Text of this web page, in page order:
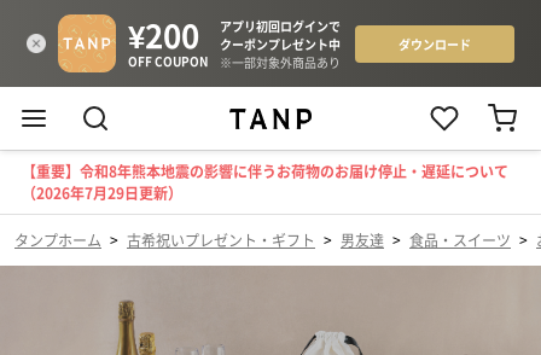
【重要】令和8年熊本地震の影響に伴うお荷物のお届け停止・遅延について
（2026年7月29日更新）
タンプホーム > 古希祝いプレゼント・ギフト > 男友達 > 食品・スイーツ >